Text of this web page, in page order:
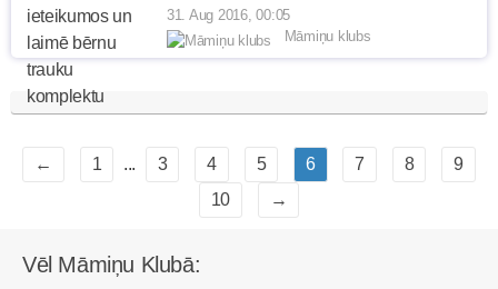
31. Aug 2016, 00:05
Māmiņu klubs
← 1 ... 3 4 5 6 7 8
9
10
→
Vēl Māmiņu Klubā: